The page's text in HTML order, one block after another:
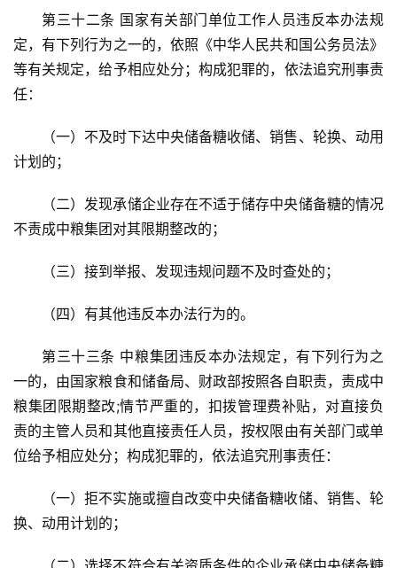
第三十二条 国家有关部门单位工作人员违反本办法规
定，有下列行为之一的，依照《中华人民共和国公务员法》
等有关规定，给予相应处分；构成犯罪的，依法追究刑事责
任：
（一）不及时下达中央储备糖收储、销售、轮换、动用
计划的；
（二）发现承储企业存在不适于储存中央储备糖的情况
不责成中粮集团对其限期整改的；
（三）接到举报、发现违规问题不及时查处的；
（四）有其他违反本办法行为的。
第三十三条 中粮集团违反本办法规定，有下列行为之
一的，由国家粮食和储备局、财政部按照各自职责，责成中
粮集团限期整改;情节严重的，扣拨管理费补贴，对直接负
责的主管人员和其他直接责任人员，按权限由有关部门或单
位给予相应处分；构成犯罪的，依法追究刑事责任：
（一）拒不实施或擅自改变中央储备糖收储、销售、轮
换、动用计划的；